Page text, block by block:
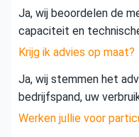
Ja, wij beoordelen de
capaciteit en
Krijg ik advies op maat?
Ja, wij stemmen het
bedrijfspand, uw
Werken jullie voor